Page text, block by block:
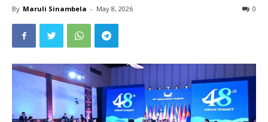
By Maruli Sinambela - May 8, 2026 0